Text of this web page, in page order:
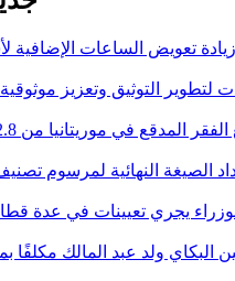
تعويض الساعات الإضافية
لتطوير التوثيق وتعزيز موثوقية
الصيغة النهائية لمرسوم
يجري تعيينات في عدة
البكاي ولد عبد المالك مكلفًا